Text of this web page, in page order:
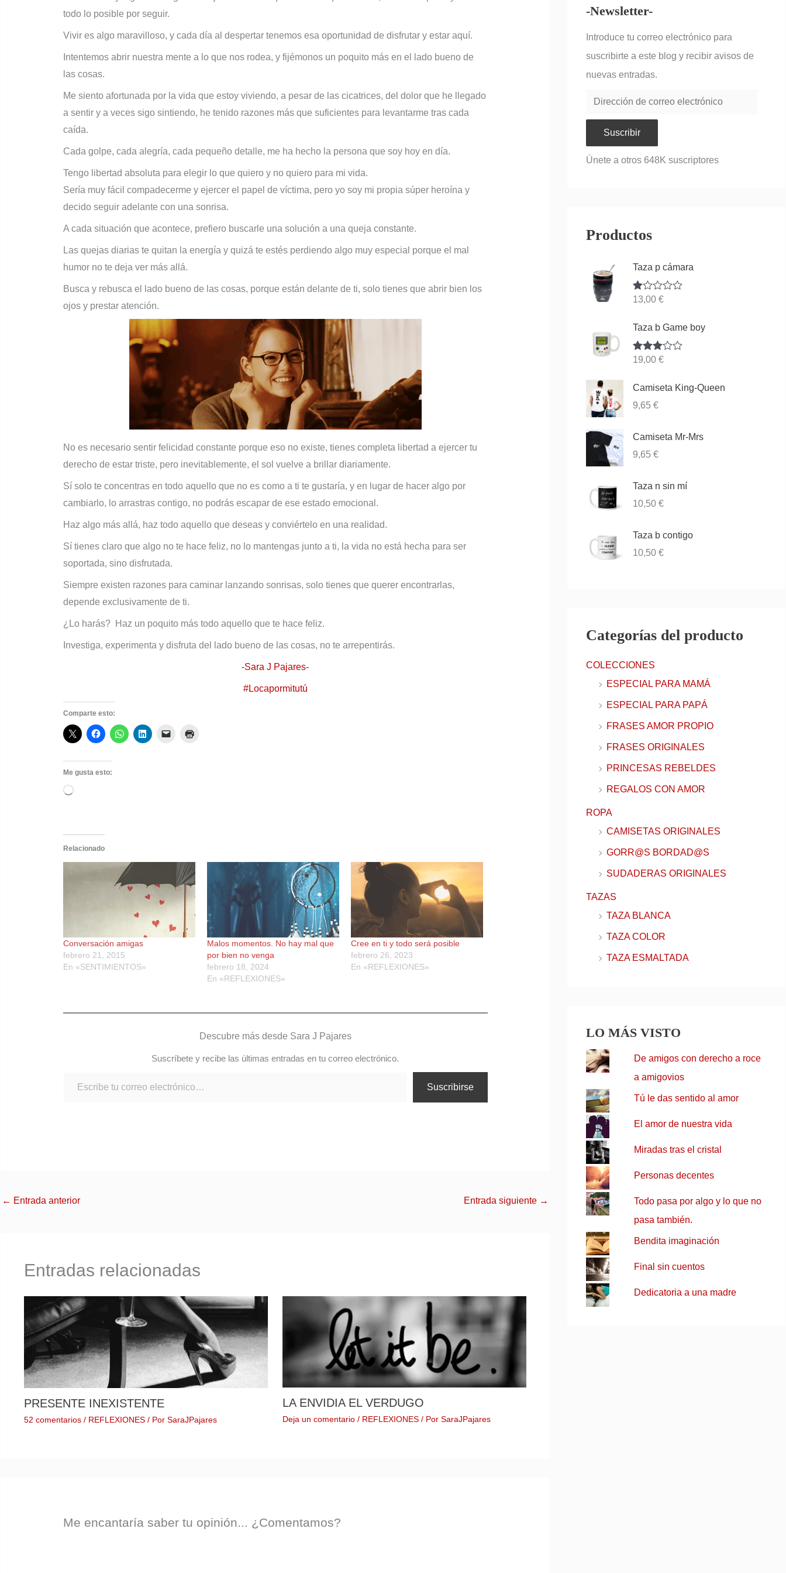
todo lo posible por seguir.
Vivir es algo maravilloso, y cada día al despertar tenemos esa oportunidad de disfrutar y estar aquí.
Intentemos abrir nuestra mente a lo que nos rodea, y fijémonos un poquito más en el lado bueno de
las cosas.
Me siento afortunada por la vida que estoy viviendo, a pesar de las cicatrices, del dolor que he llegado
a sentir y a veces sigo sintiendo, he tenido razones más que suficientes para levantarme tras cada
caída.
Cada golpe, cada alegría, cada pequeño detalle, me ha hecho la persona que soy hoy en día.
Tengo libertad absoluta para elegir lo que quiero y no quiero para mi vida.
Sería muy fácil compadecerme y ejercer el papel de víctima, pero yo soy mi propia súper heroína y
decido seguir adelante con una sonrisa.
A cada situación que acontece, prefiero buscarle una solución a una queja constante.
Las quejas diarias te quitan la energía y quizá te estés perdiendo algo muy especial porque el mal
humor no te deja ver más allá.
Busca y rebusca el lado bueno de las cosas, porque están delante de ti, solo tienes que abrir bien los
ojos y prestar atención.
No es necesario sentir felicidad constante porque eso no existe, tienes completa libertad a ejercer tu
derecho de estar triste, pero inevitablemente, el sol vuelve a brillar diariamente.
Sí solo te concentras en todo aquello que no es como a ti te gustaría, y en lugar de hacer algo por
cambiarlo, lo arrastras contigo, no podrás escapar de ese estado emocional.
Haz algo más allá, haz todo aquello que deseas y conviértelo en una realidad.
Sí tienes claro que algo no te hace feliz, no lo mantengas junto a ti, la vida no está hecha para ser
soportada, sino disfrutada.
Siempre existen razones para caminar lanzando sonrisas, solo tienes que querer encontrarlas,
depende exclusivamente de ti.
¿Lo harás? Haz un poquito más todo aquello que te hace feliz.
Investiga, experimenta y disfruta del lado bueno de las cosas, no te arrepentirás.
-Sara J Pajares-
#Locapormitutú
Comparte esto:
Me gusta esto:
Cargando...
Relacionado
Conversación amigas
febrero 21, 2015
En «SENTIMIENTOS»
Malos momentos. No hay mal que
por bien no venga
febrero 18, 2024
En «REFLEXIONES»
Cree en ti y todo será posible
febrero 26, 2023
En «REFLEXIONES»
Descubre más desde Sara J Pajares
Suscríbete y recibe las últimas entradas en tu correo electrónico.
Suscribirse
← Entrada anterior Entrada siguiente →
Entradas relacionadas
PRESENTE INEXISTENTE
52 comentarios / REFLEXIONES / Por SaraJPajares
LA ENVIDIA EL VERDUGO
Deja un comentario / REFLEXIONES / PorSaraJPajares
Me encantaría saber tu opinión... ¿Comentamos?
-Newsletter-
Introduce tu correo electrónico para
suscribirte a este blog y recibir avisos de
nuevas entradas.
Suscribir
Únete a otros 648K suscriptores
Productos
Taza p cámara
Va
o
n
1.
00
5
13,00€
Taza b Game boy
Valorado
19,00€
Camiseta King-Queen
9,65€
Camiseta Mr-Mrs
9,65€
Taza n sin mí
10,50€
Taza b contigo
10,50€
Categorías del producto
COLECCIONES
ESPECIAL PARA MAMÁ
ESPECIAL PARA PAPÁ
FRASES AMOR PROPIO
FRASES ORIGINALES
PRINCESAS REBELDES
REGALOS CON AMOR
ROPA
CAMISETAS ORIGINALES
GORR@S BORDAD@S
SUDADERAS ORIGINALES
TAZAS
TAZA BLANCA
TAZA COLOR
TAZA ESMALTADA
LO MÁS VISTO
De amigos con derecho a roce
a amigovios
Tú le das sentido al amor
El amor de nuestra vida
Miradas tras el cristal
Personas decentes
Todo pasa por algo y lo que no
pasa también.
Bendita imaginación
Final sin cuentos
Dedicatoria a una madre